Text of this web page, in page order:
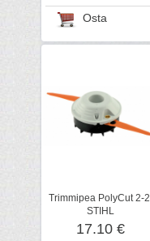
Osta
Trimmipea PolyCut 2-2,
STIHL
17.10 €